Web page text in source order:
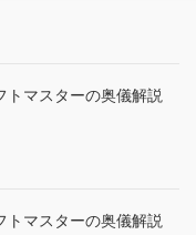
トマスターの奥儀解説
トマスターの奥儀解説